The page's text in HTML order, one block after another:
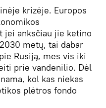
krizėje. Europos
jei anksčiau jie ketino
metų, tai dabar
Rusiją, mes vis iki
prie vandenilio. Dėl
kol kas niekas
plėtros fondo